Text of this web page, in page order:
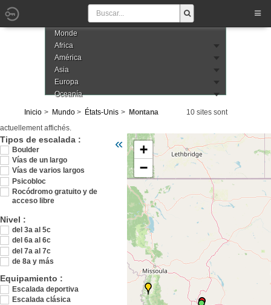
Monde
Africa
América
Asia
Europa
Oceanía
Inicio Mundo États-Unis Montana
10 sites sont
actuellement affichés.
Tipos de escalada :
Boulder
Vías de un largo
Vías de varios largos
Psicobloc
Rocódromo gratuito y de
acceso libre
Nivel :
del 3a al 5c
del 6a al 6c
del 7a al 7c
de 8a y más
Equipamiento :
Escalada deportiva
Escalada clásica
« Veuillez patienter pendant le chargement
+
−